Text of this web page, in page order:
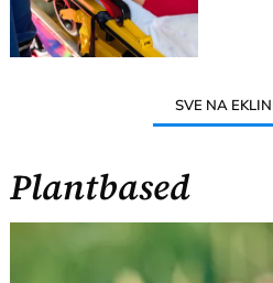
SVE NA
Plantbased